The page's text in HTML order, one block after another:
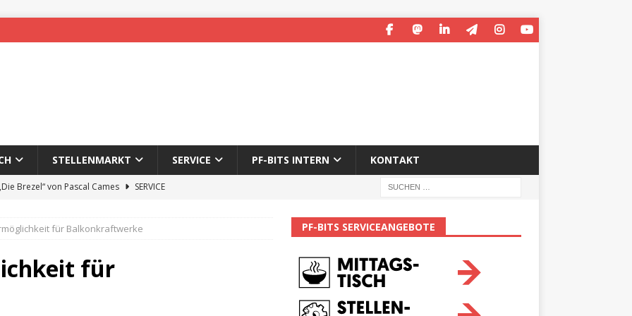
STELLENMARKT SERVICE PF-BITS INTERN KONTAKT
Brezel“ von Pascal Cames
SERVICE
des 65. Fasnetsumzugs Dillweißenstein
Der Mann hinter PF-Bits lebt nicht mehr
für Balkonkraftwerke
für
PF-BITS SERVICEANGEBOTE